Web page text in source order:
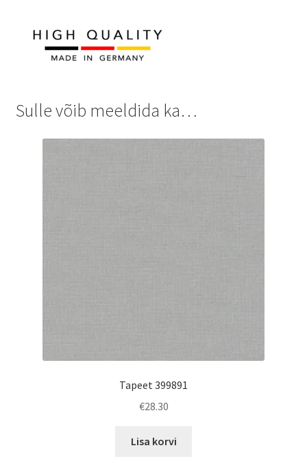
Sulle võib meeldida ka…
Tapeet 399891
€28.30
Lisa korvi